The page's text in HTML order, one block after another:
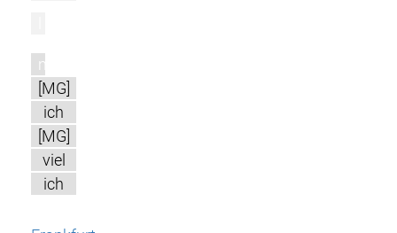
m
[MG]
ich
[MG]
viel
ich